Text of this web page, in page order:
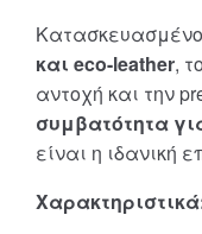
και eco-leather,
αντοχή και την
συμβατότητα
είναι η ιδανική